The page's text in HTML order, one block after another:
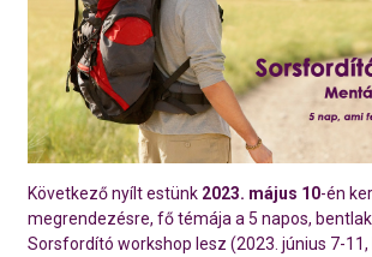
Következő nyílt estünk 2023. május 10-én
megrendezésre, fő témája a 5 napos,
Sorsfordító workshop lesz (2023. június 7-11,